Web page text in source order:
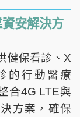
安解決方
健保看診、X
的行動醫療
合4G LTE與
方案，確保